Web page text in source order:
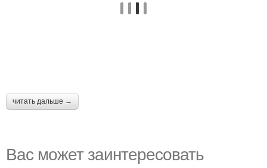
читать дальше →
Вас может заинтересовать